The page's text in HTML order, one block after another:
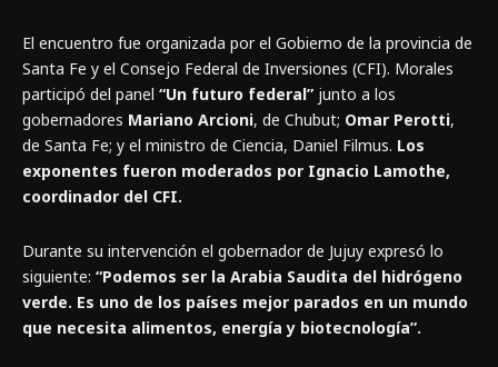
El encuentro fue organizada por el Gobierno de la provincia de
Santa Fe y el Consejo Federal de Inversiones (CFI). Morales
participó del panel “Un futuro federal” junto a los
gobernadores Mariano Arcioni, de Chubut; Omar Perotti,
de Santa Fe; y el ministro de Ciencia, Daniel Filmus. Los
exponentes fueron moderados por Ignacio Lamothe,
coordinador del CFI.
Durante su intervención el gobernador de Jujuy expresó lo
siguiente: “Podemos ser la Arabia Saudita del hidrógeno
verde. Es uno de los países mejor parados en un mundo
que necesita alimentos, energía y biotecnología”.